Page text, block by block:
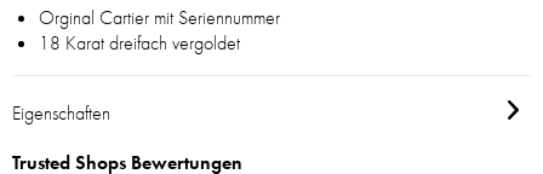
Orginal Cartier mit Seriennummer
18 Karat dreifach vergoldet
Eigenschaften
Trusted Shops Bewertungen